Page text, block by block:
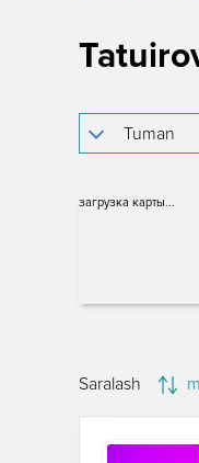
загрузка карты...
Saralash